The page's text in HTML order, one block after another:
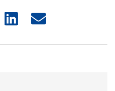
Share
Share